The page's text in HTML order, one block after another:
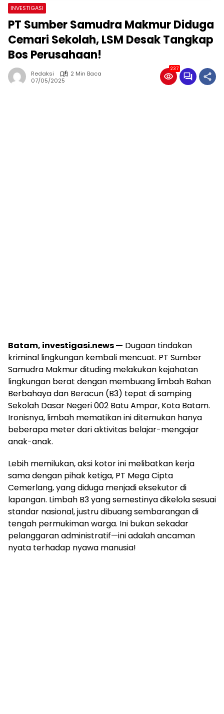
INVESTIGASI
PT Sumber Samudra Makmur Diduga
Cemari Sekolah, LSM Desak Tangkap
Bos Perusahaan!
Redaksi
2 Min Baca
07/05/2025
237
Batam, investigasi.news — Dugaan tindakan
kriminal lingkungan kembali mencuat. PT Sumber
Samudra Makmur dituding melakukan kejahatan
lingkungan berat dengan membuang limbah Bahan
Berbahaya dan Beracun (B3) tepat di samping
Sekolah Dasar Negeri 002 Batu Ampar, Kota Batam.
Ironisnya, limbah mematikan ini ditemukan hanya
beberapa meter dari aktivitas belajar-mengajar
anak-anak.
Lebih memilukan, aksi kotor ini melibatkan kerja
sama dengan pihak ketiga, PT Mega Cipta
Cemerlang, yang diduga menjadi eksekutor di
lapangan. Limbah B3 yang semestinya dikelola sesuai
standar nasional, justru dibuang sembarangan di
tengah permukiman warga. Ini bukan sekadar
pelanggaran administratif—ini adalah ancaman
nyata terhadap nyawa manusia!